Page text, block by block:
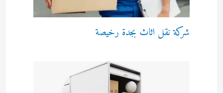
شركة نقل اثاث بجدة رخيصة